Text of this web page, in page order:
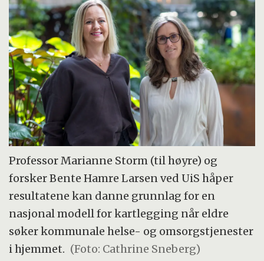
Professor Marianne Storm (til høyre) og
forsker Bente Hamre Larsen ved UiS håper
resultatene kan danne grunnlag for en
nasjonal modell for kartlegging når eldre
søker kommunale helse- og omsorgstjenester
i hjemmet. (Foto: Cathrine Sneberg)